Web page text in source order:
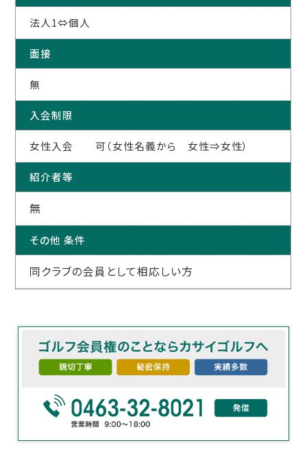
法人1⇔個人
面接
無
入会制限
女性入会 可（女性名義から 女性⇒女性）
紹介者等
無
その他 条件
同クラブの会員として相応しい方